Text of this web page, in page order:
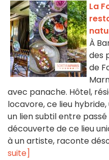
La
À
des
de
avec panache. Hôtel,
locavore, ce lieu
un lien subtil entre
découverte de ce lieu
à un artiste, raconte
suite]